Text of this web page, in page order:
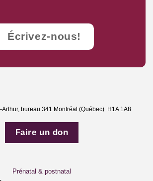
Écrivez-nous!
Arthur, bureau 341 Montréal (Québec) H1A 1A8
Faire un don
Prénatal & postnatal